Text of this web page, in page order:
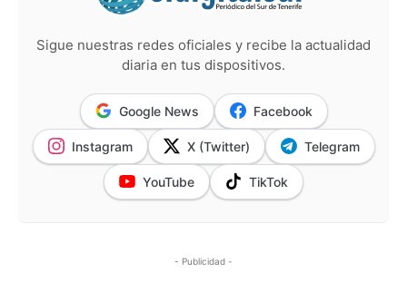
Sigue nuestras redes oficiales y recibe la actualidad
diaria en tus dispositivos.
Google News Facebook
Instagram X (Twitter) Telegram
YouTube TikTok
- Publicidad -